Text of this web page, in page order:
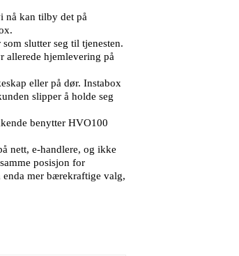
nå kan tilby det på
slutter seg til tjenesten.
allerede hjemlevering på
eller på dør. Instabox
slipper å holde seg
benytter HVO100
nett, e-handlere, og ikke
posisjon for
mer bærekraftige valg,